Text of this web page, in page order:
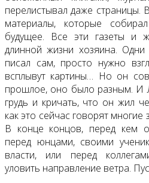
перелистывал даже страницы.
материалы, которые
будущее. Все эти газеты и
длинной жизни хозяина. Одни
писал сам, просто нужно
всплывут картины… Но он
прошлое, оно было разным. И
грудь и кричать, что он жил
как это сейчас говорят
В конце концов, перед кем
перед юнцами, своими
власти, или перед
уловить направление ветра.